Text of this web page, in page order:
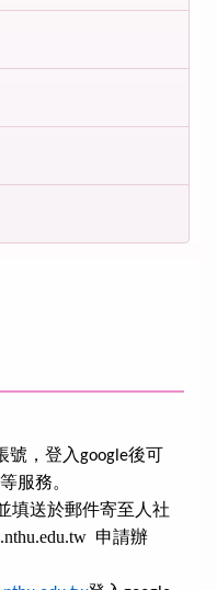
號，登入google後可
服務。
填送於郵件寄至 人社
申請辦